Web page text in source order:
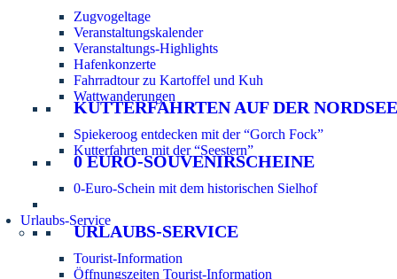
Zugvogeltage
Veranstaltungskalender
Veranstaltungs-Highlights
Hafenkonzerte
Fahrradtour zu Kartoffel und Kuh
Wattwanderungen
KUTTERFAHRTEN AUF DER NORDSEE
Spiekeroog entdecken mit der “Gorch Fock”
Kutterfahrten mit der “Seestern”
0 EURO-SOUVENIRSCHEINE
0-Euro-Schein mit dem historischen Sielhof
Urlaubs-Service
URLAUBS-SERVICE
Tourist-Information
Öffnungszeiten Tourist-Information